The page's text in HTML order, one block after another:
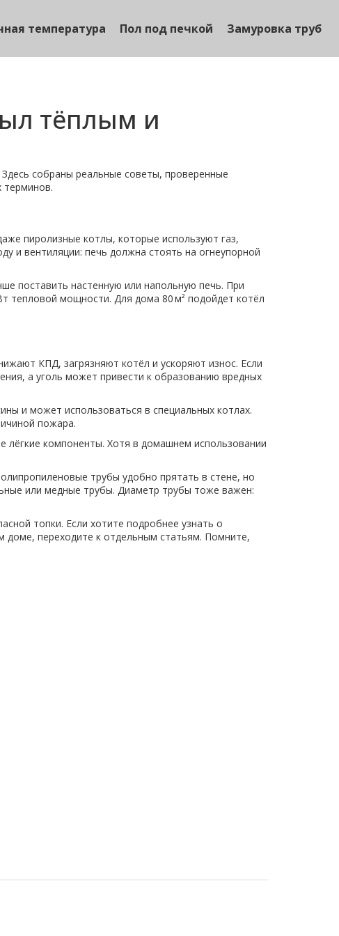
температура Пол под печкой Замуровка труб
тёплым и
собраны реальные советы, проверенные
терминов.
пиролизные котлы, которые используют газ,
и вентиляции: печь должна стоять на огнеупорной
поставить настенную или напольную печь. При
тепловой мощности. Для дома 80 м² подойдет котёл
КПД, загрязняют котёл и ускоряют износ. Если
а уголь может привести к образованию вредных
и может использоваться в специальных котлах.
пожара.
лёгкие компоненты. Хотя в домашнем использовании
трубы удобно прятать в стене, но
или медные трубы. Диаметр трубы тоже важен:
топки. Если хотите подробнее узнать о
доме, переходите к отдельным статьям. Помните,